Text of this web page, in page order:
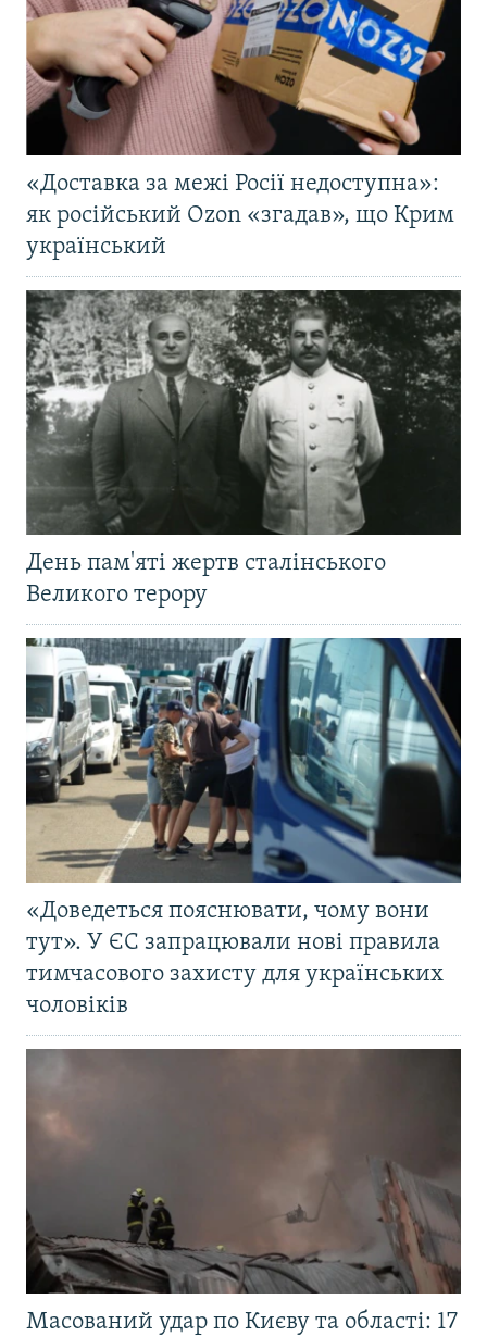
«Доставка за межі Росії недоступна»:
як російський Ozon «згадав», що Крим
український
День пам'яті жертв сталінського
Великого терору
«Доведеться пояснювати, чому вони
тут». У ЄС запрацювали нові правила
тимчасового захисту для українських
чоловіків
Масований удар по Києву та області: 17